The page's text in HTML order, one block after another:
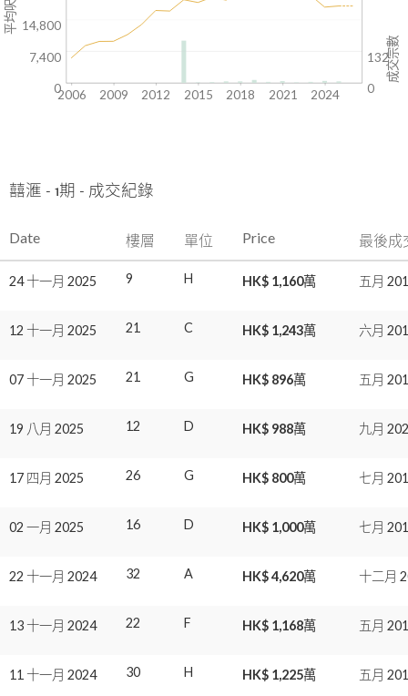
132
0
2006 2009 2012 2015 2018 2021 2024
成交宗數
14,800
7,400
0
囍滙 - 1期 - 成交紀錄
Date 樓層 單位 Price 最後成
24 十一月 2025 9 H HK$ 1,160萬 五月
12 十一月 2025 21 C HK$ 1,243萬 六月
07 十一月 2025 21 G HK$ 896萬 五月
19 八月 2025 12 D HK$ 988萬 九月
17 四月 2025 26 G HK$ 800萬 七月
02 一月 2025 16 D HK$ 1,000萬 七月
22 十一月 2024 32 A HK$ 4,620萬 十二月
13 十一月 2024 22 F HK$ 1,168萬 五月
11 十一月 2024 30 H HK$ 1,225萬 五月